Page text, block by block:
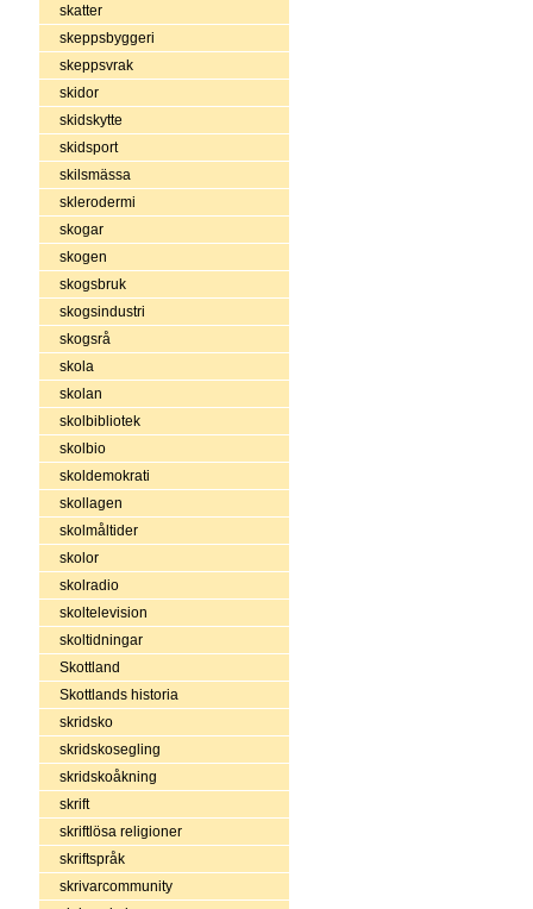
skatter
skeppsbyggeri
skeppsvrak
skidor
skidskytte
skidsport
skilsmässa
sklerodermi
skogar
skogen
skogsbruk
skogsindustri
skogsrå
skola
skolan
skolbibliotek
skolbio
skoldemokrati
skollagen
skolmåltider
skolor
skolradio
skoltelevision
skoltidningar
Skottland
Skottlands historia
skridsko
skridskosegling
skridskoåkning
skrift
skriftlösa religioner
skriftspråk
skrivarcommunity